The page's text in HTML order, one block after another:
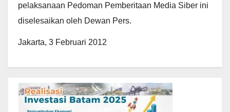
pelaksanaan Pedoman Pemberitaan Media Siber ini
diselesaikan oleh Dewan Pers.
Jakarta, 3 Februari 2012